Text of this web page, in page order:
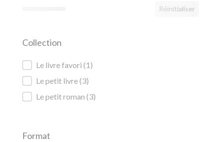
Réinitialiser
Collection
Collection
Le livre favori (1)
Le petit livre(3)
Le petit roman (3)
Format